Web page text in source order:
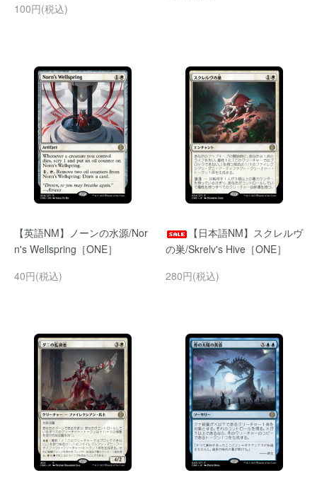
100円(税込)
【英語NM】ノーンの水源/Nor
n's Wellspring［ONE］
40円(税込)
【日本語NM】スクレルヴ
の巣/Skrelv's Hive［ONE］
280円(税込)